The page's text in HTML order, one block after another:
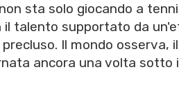
non sta solo giocando a
talento supportato da
Il mondo osserva, il
ancora una volta sotto